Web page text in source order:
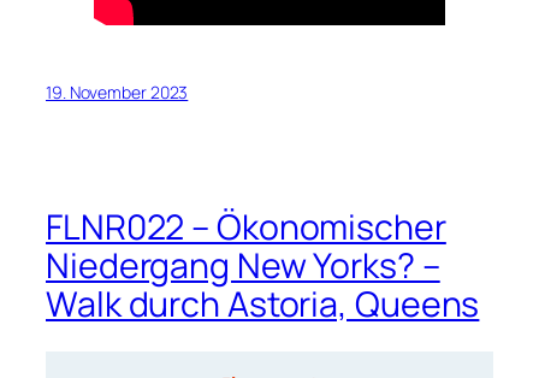
19. November 2023
FLNR022 – Ökonomischer
Niedergang New Yorks? –
Walk durch Astoria, Queens